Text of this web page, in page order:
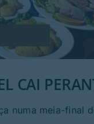
CAI
numa meia-